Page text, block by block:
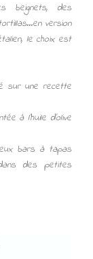
beignets, des
version
le choix est
sur une recette
à l'huile d'olive
bars à tapas
des petites